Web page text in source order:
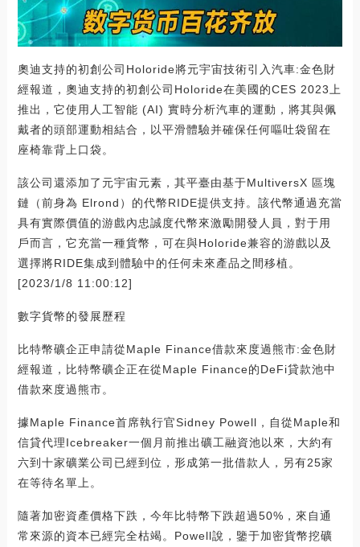
奧迪支持的初創公司Holoride將元宇宙技術引入汽車:金色財
經報道，奧迪支持的初創公司Holoride在美國的CES 2023上
推出，它使用人工智能 (AI) 實時分析汽車的運動，將其與佩
戴者的頭部運動相結合，以平滑體驗并確保任何嘔吐袋留在
座椅靠背上口袋。
該公司還添加了元宇宙元素，其平臺由基于MultiversX 區塊
鏈（前身為 Elrond）的代幣RIDE提供支持。該代幣通過充當
具有實際價值的游戲內忠誠度代幣來激勵開發人員，對于用
戶而言，它充當一種貨幣，可在與Holoride兼容的游戲以及
選擇將RIDE集成到體驗中的任何未來產品之間移植。
[2023/1/8 11:00:12]
數字貨幣的發展歷程
比特幣礦企正申請從Maple Finance借款來度過熊市:金色財
經報道，比特幣礦企正在從Maple Finance的DeFi貸款池中
借款來度過熊市。
據Maple Finance首席執行官Sidney Powell，自從Maple和
信貸代理Icebreaker一個月前推出礦工融資池以來，大約有
六到十家礦業公司已經到位，形成第一批借款人，另有25家
在等待名單上。
隨著加密資產價格下跌，今年比特幣下跌超過50%，來自通
常來源的資本已經完全枯竭。Powell說，鑒于加密貨幣挖礦